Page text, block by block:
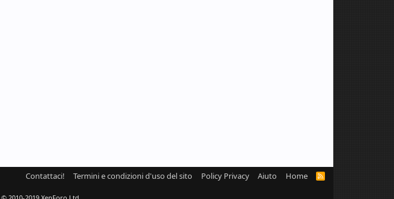
Contattaci! Termini e condizioni d'uso del sito Policy Privacy Aiuto Home
R